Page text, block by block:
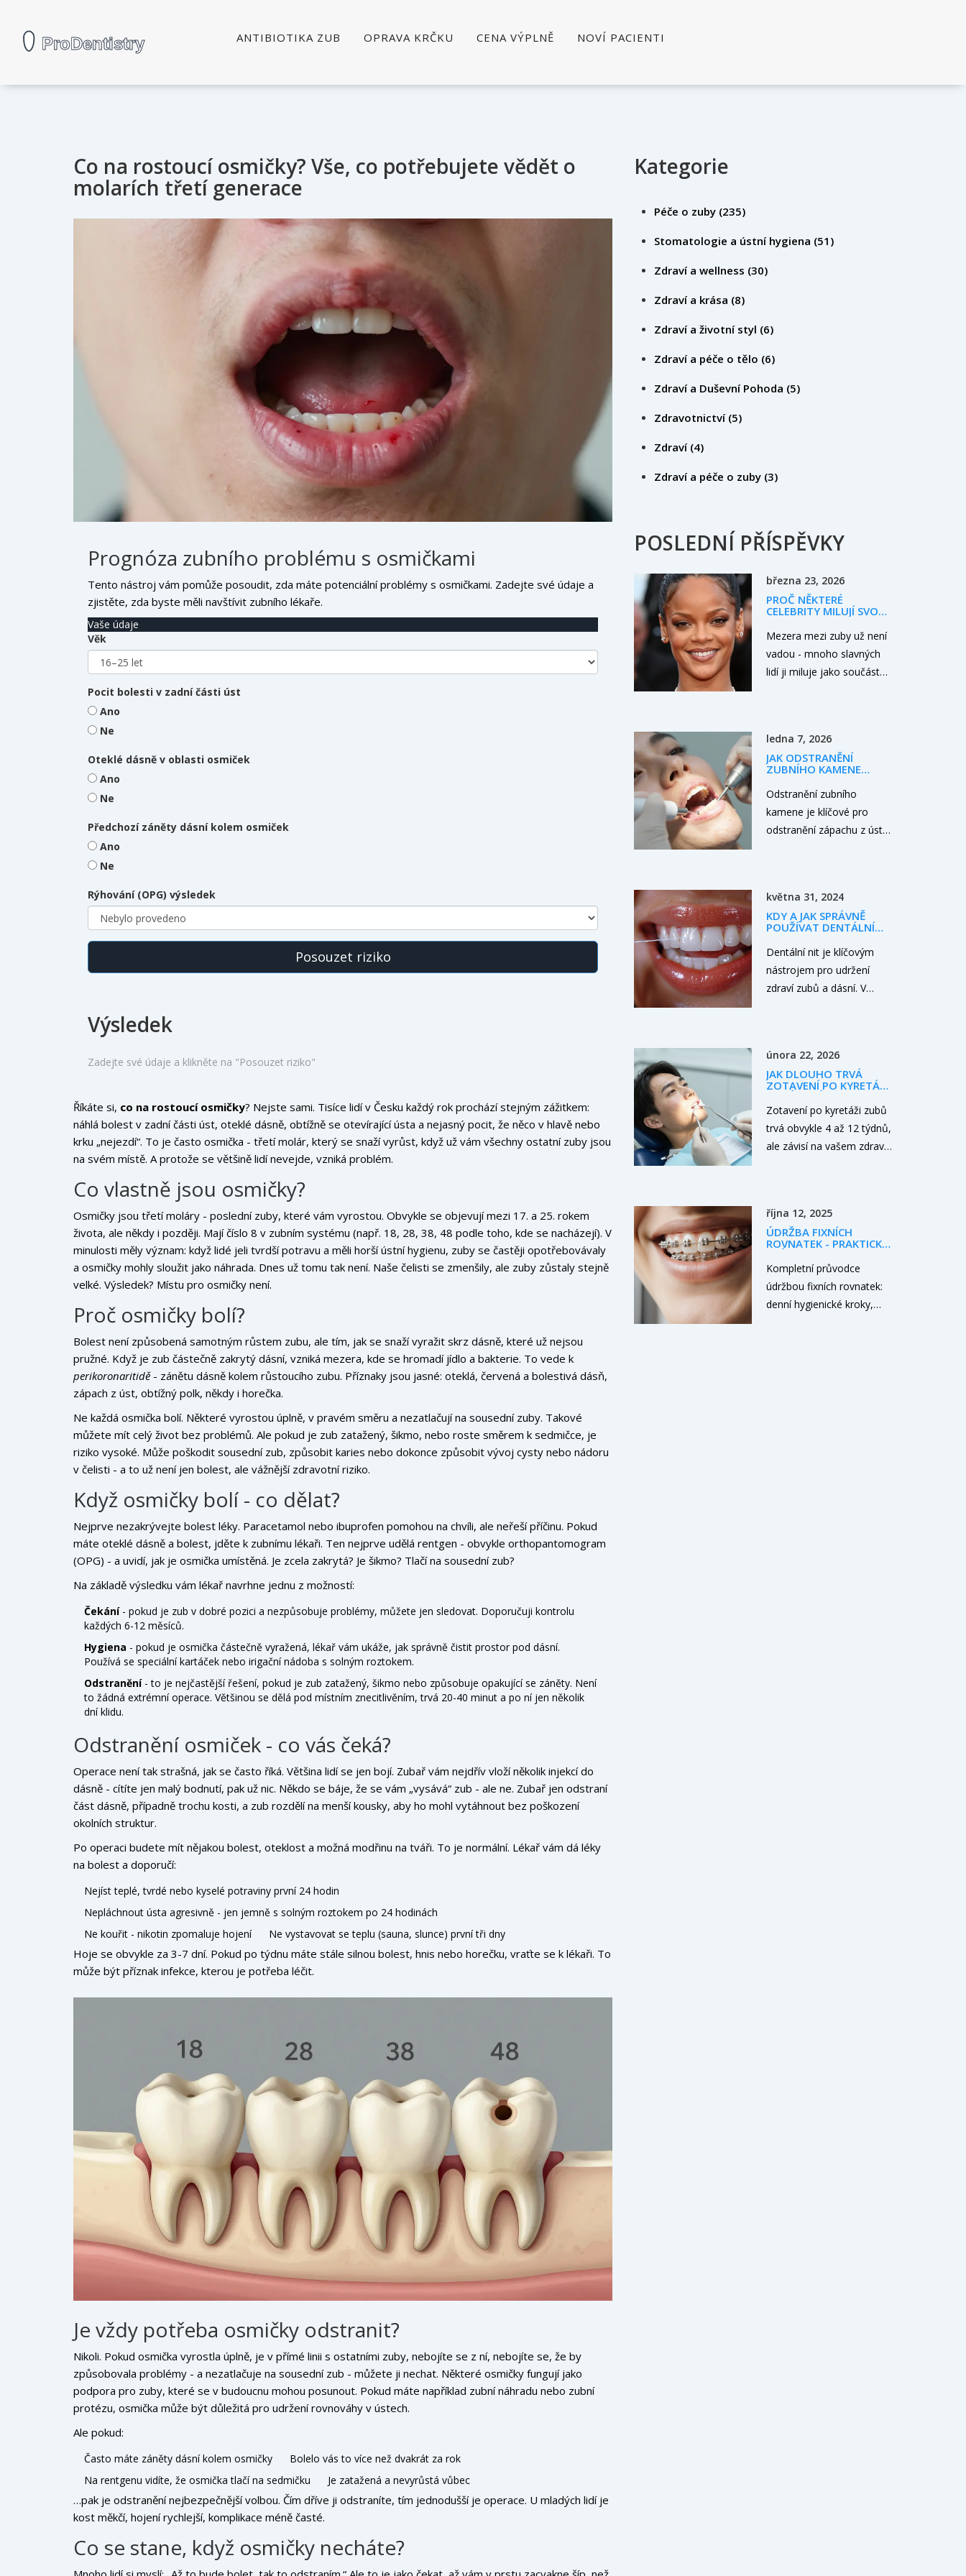
ANTIBIOTIKA ZUB OPRAVA KRČKU CENA VÝPLNĚ NOVÍ PACIENTI
Co na rostoucí osmičky? Vše, co potřebujete vědět o
molarích třetí generace
Prognóza zubního problému s osmičkami
Tento nástroj vám pomůže posoudit, zda máte potenciální problémy s osmičkami. Zadejte své údaje a
zjistěte, zda byste měli navštívit zubního lékaře.
Vaše údaje
Věk
Pocit bolesti v zadní části úst
Ano
Ne
Oteklé dásně v oblasti osmiček
Ano
Ne
Předchozí záněty dásní kolem osmiček
Ano
Ne
Rýhování (OPG) výsledek
Posouzet riziko
Výsledek
Zadejte své údaje a klikněte na "Posouzet riziko"
Říkáte si, co na rostoucí osmičky? Nejste sami. Tisíce lidí v Česku každý rok prochází stejným zážitkem:
náhlá bolest v zadní části úst, oteklé dásně, obtížně se otevírající ústa a nejasný pocit, že něco v hlavě nebo
krku „nejezdí“. To je často osmička - třetí molár, který se snaží vyrůst, když už vám všechny ostatní zuby jsou
na svém místě. A protože se většině lidí nevejde, vzniká problém.
Co vlastně jsou osmičky?
Osmičky jsou třetí moláry - poslední zuby, které vám vyrostou. Obvykle se objevují mezi 17. a 25. rokem
života, ale někdy i později. Mají číslo 8 v zubním systému (např. 18, 28, 38, 48 podle toho, kde se nacházejí). V
minulosti měly význam: když lidé jeli tvrdší potravu a měli horší ústní hygienu, zuby se častěji opotřebovávaly
a osmičky mohly sloužit jako náhrada. Dnes už tomu tak není. Naše čelisti se zmenšily, ale zuby zůstaly stejně
velké. Výsledek? Místu pro osmičky není.
Proč osmičky bolí?
Bolest není způsobená samotným růstem zubu, ale tím, jak se snaží vyražit skrz dásně, které už nejsou
pružné. Když je zub částečně zakrytý dásní, vzniká mezera, kde se hromadí jídlo a bakterie. To vede k
perikoronaritidě- zánětu dásně kolem růstoucího zubu. Příznaky jsou jasné: oteklá, červená a bolestivá dásň,
zápach z úst, obtížný polk, někdy i horečka.
Ne každá osmička bolí. Některé vyrostou úplně, v pravém směru a nezatlačují na sousední zuby. Takové
můžete mít celý život bez problémů. Ale pokud je zub zatažený, šikmo, nebo roste směrem k sedmičce, je
riziko vysoké. Může poškodit sousední zub, způsobit karies nebo dokonce způsobit vývoj cysty nebo nádoru
v čelisti - a to už není jen bolest, ale vážnější zdravotní riziko.
Když osmičky bolí - co dělat?
Nejprve nezakrývejte bolest léky. Paracetamol nebo ibuprofen pomohou na chvíli, ale neřeší příčinu. Pokud
máte oteklé dásně a bolest, jděte k zubnímu lékaři. Ten nejprve udělá rentgen - obvykle orthopantomogram
(OPG) - a uvidí, jak je osmička umístěná. Je zcela zakrytá? Je šikmo? Tlačí na sousední zub?
Na základě výsledku vám lékař navrhne jednu z možností:
Čekání- pokud je zub v dobré pozici a nezpůsobuje problémy, můžete jen sledovat. Doporučuji kontrolu
každých 6-12 měsíců.
Hygiena - pokud je osmička částečně vyražená, lékař vám ukáže, jak správně čistit prostor pod dásní.
Používá se speciální kartáček nebo irigační nádoba s solným roztokem.
Odstranění- to je nejčastější řešení, pokud je zub zatažený, šikmo nebo způsobuje opakující se záněty. Není
to žádná extrémní operace. Většinou se dělá pod místním znecitlivěním, trvá 20-40 minut a po ní jen několik
dní klidu.
Odstranění osmiček - co vás čeká?
Operace není tak strašná, jak se často říká. Většina lidí se jen bojí. Zubař vám nejdřív vloží několik injekcí do
dásně - cítíte jen malý bodnutí, pak už nic. Někdo se báje, že se vám „vysává“ zub - ale ne. Zubař jen odstraní
část dásně, případně trochu kosti, a zub rozdělí na menší kousky, aby ho mohl vytáhnout bez poškození
okolních struktur.
Po operaci budete mít nějakou bolest, oteklost a možná modřinu na tváři. To je normální. Lékař vám dá léky
na bolest a doporučí:
Nejíst teplé, tvrdé nebo kyselé potraviny první 24 hodin
Nepláchnout ústa agresivně - jen jemně s solným roztokem po 24 hodinách
Ne kouřit - nikotin zpomaluje hojení
Ne vystavovat se teplu (sauna, slunce) první tři dny
Hoje se obvykle za 3-7 dní. Pokud po týdnu máte stále silnou bolest, hnis nebo horečku, vraťte se k lékaři. To
může být příznak infekce, kterou je potřeba léčit.
Je vždy potřeba osmičky odstranit?
Nikoli. Pokud osmička vyrostla úplně, je v přímé linii s ostatními zuby, nebojíte se z ní, nebojíte se, že by
způsobovala problémy - a nezatlačuje na sousední zub - můžete ji nechat. Některé osmičky fungují jako
podpora pro zuby, které se v budoucnu mohou posunout. Pokud máte například zubní náhradu nebo zubní
protézu, osmička může být důležitá pro udržení rovnováhy v ústech.
Ale pokud:
Často máte záněty dásní kolem osmičky
Bolelo vás to více než dvakrát za rok
Na rentgenu vidíte, že osmička tlačí na sedmičku
Je zatažená a nevyrůstá vůbec
…pak je odstranění nejbezpečnější volbou. Čím dříve ji odstraníte, tím jednodušší je operace. U mladých lidí je
kost měkčí, hojení rychlejší, komplikace méně časté.
Co se stane, když osmičky necháte?
Kategorie
Péče o zuby (235)
Stomatologie a ústní hygiena (51)
Zdraví a wellness (30)
Zdraví a krása (8)
Zdraví a životní styl (6)
Zdraví a péče o tělo (6)
Zdraví a Duševní Pohoda (5)
Zdravotnictví (5)
Zdraví (4)
Zdraví a péče o zuby (3)
POSLEDNÍ PŘÍSPĚVKY
března 23, 2026
PROČ NĚKTERÉ
CELEBRITY MILUJÍ SVOU
Mezera mezi zuby už není
vadou - mnoho slavných
lidí ji miluje jako součást
správně přistupovat.
ledna 7, 2026
JAK ODSTRANĚNÍ
ZUBNÍHO KAMENE
CELKOVÉ ZDRAVÍ ÚST
Odstranění zubního
kamene je klíčové pro
odstranění zápachu z úst a
dech a jak ho bezpečně
odstranit.
května 31, 2024
KDY A JAK SPRÁVNĚ
POUŽÍVAT DENTÁLNÍ
ÚSTNÍ DUTINU
Dentální nit je klíčovým
nástrojem pro udržení
zdraví zubů a dásní. V
použití důležité a jaké tipy
mohou zvýšit efektivitu
čištění zubů. Sdílíme také
zajímavé informace a
doporučení od odborníků
na dentální hygienu.
února 22, 2026
JAK DLOUHO TRVÁ
ZOTAVENÍ PO KYRETÁŽI
OČEKÁVAT
Zotavení po kyretáži zubů
trvá obvykle 4 až 12 týdnů,
ale závisí na vašem zdraví
zastavit pokročilou
parodontitidu a zachovat
zuby celý život.
října 12, 2025
ÚDRŽBA FIXNÍCH
ROVNATEK - PRAKTICKÝ
Kompletní průvodce
údržbou fixních rovnatek:
denní hygienické kroky,